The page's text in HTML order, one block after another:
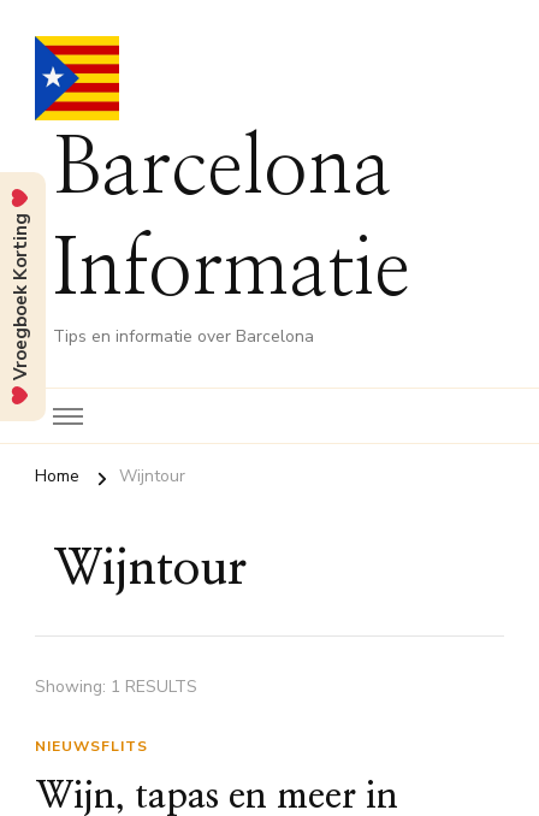
Barcelona
Informatie
Tips en informatie over Barcelona
Home Wijntour
Wijntour
Showing: 1 RESULTS
NIEUWSFLITS
Wijn, tapas en meer in
Vroegboek Korting